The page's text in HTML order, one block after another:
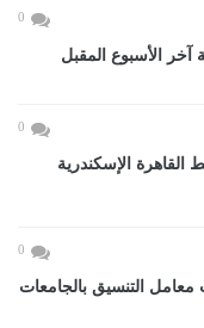
0
آخر الأسبوع المقبل
0
الإسكندرية
0
2026.. خدمات معامل التنسيق بالجامعات